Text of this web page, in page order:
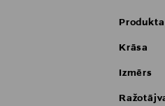
Krāsa
Izmērs